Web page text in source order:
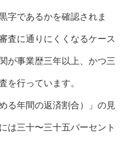
字であるかを確認されま
査に通りにくくなるケース
が事業歴三年以上、かつ三
を行っています。
る年間の返済割合）」の見
は三十〜三十五パーセント